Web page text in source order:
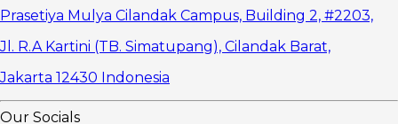
Prasetiya Mulya Cilandak Campus, Building 2, #2203,
Jl. R.A Kartini (TB. Simatupang), Cilandak Barat,
Jakarta 12430 Indonesia
Our Socials